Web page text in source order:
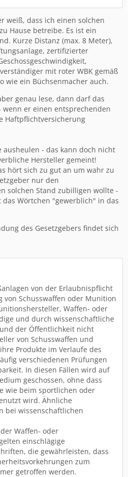
weiß, dass ich einen solchen
Hause betreibe. Es ist ein
Kurze Distanz (max. 8 Meter),
zertifizierter
mit roter WBK gemäß
wie ein Büchsenmacher auch.
genau lese, dann darf das
er einen entsprechenden
Haftpflichtversicherung
ausheulen - das kann doch nicht
Hersteller gemeint!
hört sich zu gut an um wahr zu
nur den
solchen Stand zubilligen wollte -
Wörtchen "gewerblich" in das
des Gesetzgebers findet sich
von der Erlaubnispflicht
von Schusswaffen oder Munition
Waffen- oder
und durch wissenschaftliche
der Öffentlichkeit nicht
von Schusswaffen und
Produkte im Verlaufe des
verschiedenen Prüfungen
In diesen Fällen wird auf
geschossen, ohne dass
wie beim sportlichen oder
wird. Ähnliche
bei wissenschaftlichen
Waffen- oder
einschlägige
die gewährleisten, dass
zum
getroffen werden.